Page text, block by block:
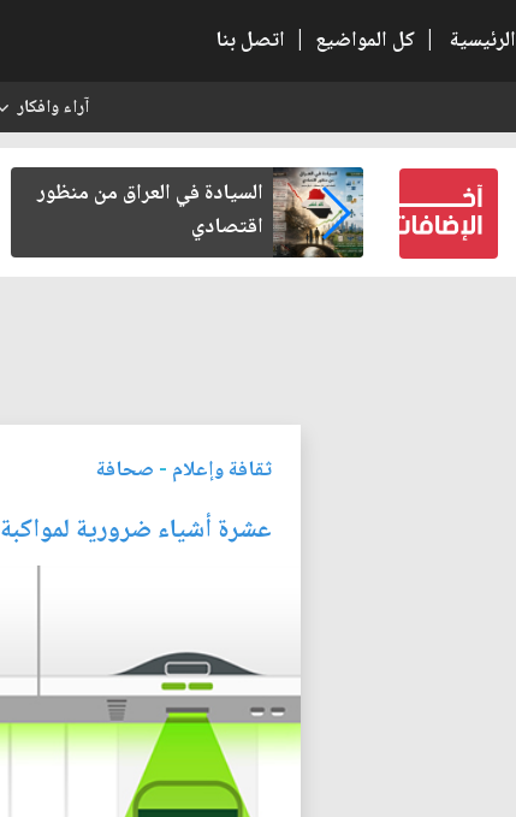
الرئيسية | كل المواضيع | اتصل بنا
آراء وافكار
بعد أخذ
السيادة في العراق من منظور
اقتصادي
ثقافة وإعلام - صحافة
عشرة أشياء ضرورية